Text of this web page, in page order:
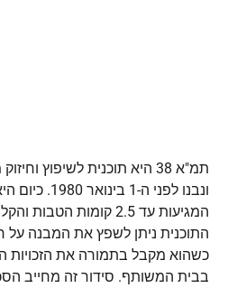
תמ"א 38 היא תוכנית לשיפוץ
ונבנו לפני ה-1
המגיעות עד 2.5 קומות
התוכנית ניתן לשפץ את המבנה על
כשהוא מקבל בתמורה את הזכויות
בבית המשותף. סידור זה מחייב